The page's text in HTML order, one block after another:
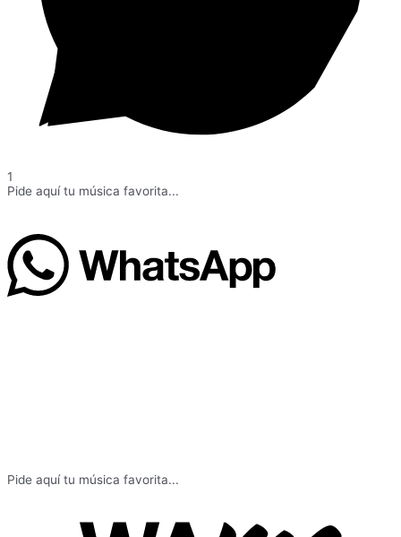
1
Pide aquí tu música favorita...
Pide aquí tu música favorita...